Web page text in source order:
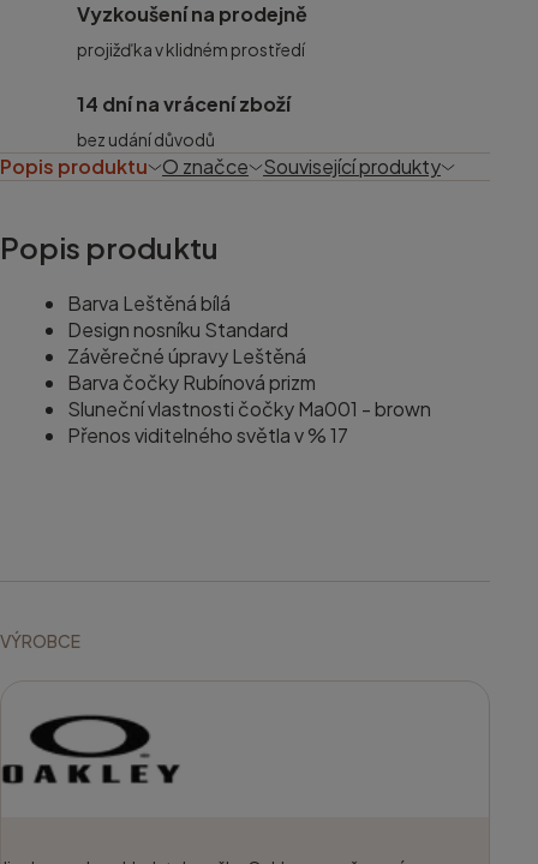
Vyzkoušení na prodejně
projižďka v klidném prostředí
14 dní na vrácení zboží
bez udání důvodů
Popis produktu O značce Související produkty
Popis produktu
Barva Leštěná bílá
Design nosníku Standard
Závěrečné úpravy Leštěná
Barva čočky Rubínová prizm
Sluneční vlastnosti čočky Ma001 - brown
Přenos viditelného světla v % 17
VÝROBCE